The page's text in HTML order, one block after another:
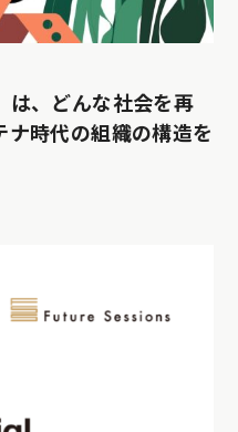
は、どんな社会を再
ナ時代の組織の構造を